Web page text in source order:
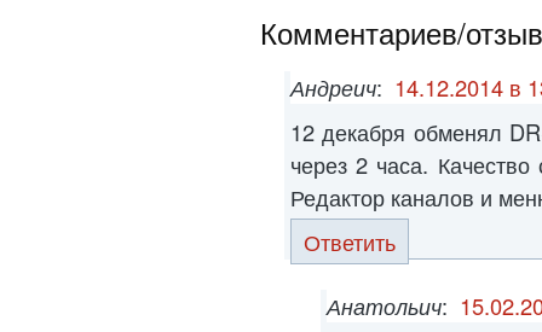
Комментариев/
Андреич: 14.12.2014 в
12 декабря обменял
через 2 часа.
Редактор каналов и
Ответить
Анатольич: